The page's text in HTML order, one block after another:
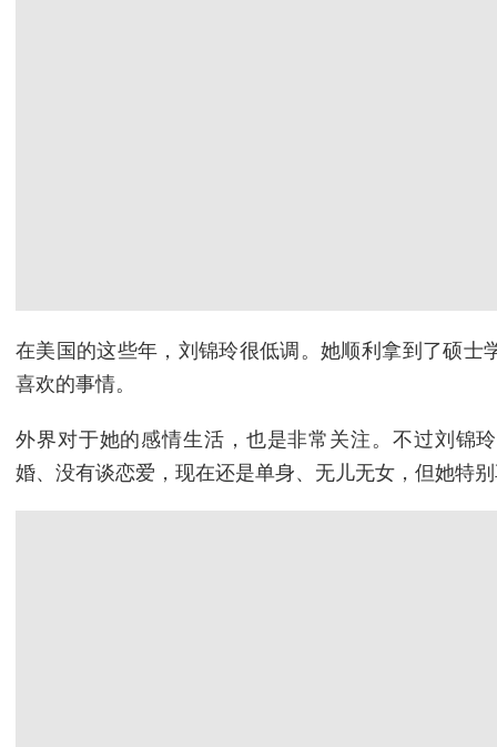
在美国的这些年，刘锦玲很低调。她顺利拿到了硕士
喜欢的事情。
外界对于她的感情生活，也是非常关注。不过刘锦
婚、没有谈恋爱，现在还是单身、无儿无女，但她特